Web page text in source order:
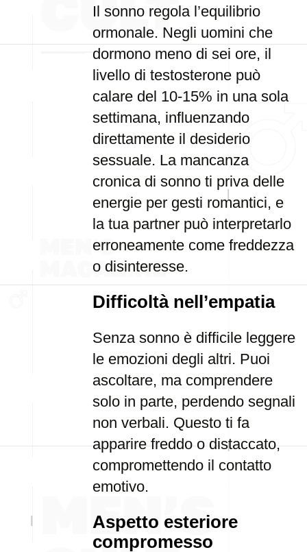
Il sonno regola l’equilibrio
ormonale. Negli uomini che
dormono meno di sei ore, il
livello di testosterone può
calare del 10-15% in una sola
settimana, influenzando
direttamente il desiderio
sessuale. La mancanza
cronica di sonno ti priva delle
energie per gesti romantici, e
la tua partner può interpretarlo
erroneamente come freddezza
o disinteresse.
Difficoltà nell’empatia
Senza sonno è difficile leggere
le emozioni degli altri. Puoi
ascoltare, ma comprendere
solo in parte, perdendo segnali
non verbali. Questo ti fa
apparire freddo o distaccato,
compromettendo il contatto
emotivo.
Aspetto esteriore
compromesso